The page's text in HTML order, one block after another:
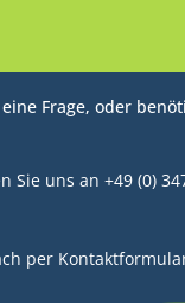
Frage, oder
Sie uns an +49 (0)
per